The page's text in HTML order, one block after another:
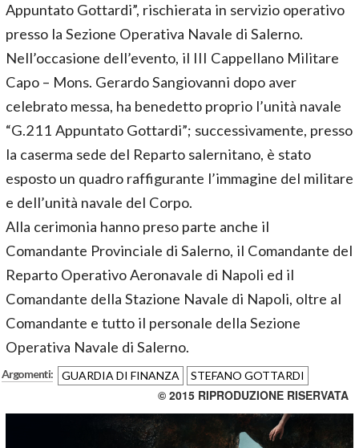
Appuntato Gottardi”, rischierata in servizio operativo
presso la Sezione Operativa Navale di Salerno.
Nell’occasione dell’evento, il III Cappellano Militare
Capo – Mons. Gerardo Sangiovanni dopo aver
celebrato messa, ha benedetto proprio l’unità navale
“G.211 Appuntato Gottardi”; successivamente, presso
la caserma sede del Reparto salernitano, è stato
esposto un quadro raffigurante l’immagine del militare
e dell’unità navale del Corpo.
Alla cerimonia hanno preso parte anche il
Comandante Provinciale di Salerno, il Comandante del
Reparto Operativo Aeronavale di Napoli ed il
Comandante della Stazione Navale di Napoli, oltre al
Comandante e tutto il personale della Sezione
Operativa Navale di Salerno.
Argomenti: GUARDIA DI FINANZA STEFANO GOTTARDI
© 2015 RIPRODUZIONE RISERVATA